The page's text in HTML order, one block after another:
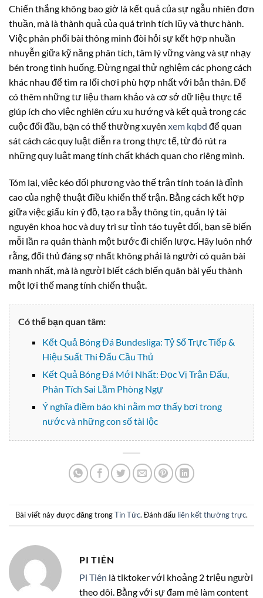
Chiến thắng không bao giờ là kết quả của sự ngẫu nhiên đơn
thuần, mà là thành quả của quá trình tích lũy và thực hành.
Việc phân phối bài thông minh đòi hỏi sự kết hợp nhuần
nhuyễn giữa kỹ năng phân tích, tâm lý vững vàng và sự nhạy
bén trong tình huống. Đừng ngại thử nghiệm các phong cách
khác nhau để tìm ra lối chơi phù hợp nhất với bản thân. Để
có thêm những tư liệu tham khảo và cơ sở dữ liệu thực tế
giúp ích cho việc nghiên cứu xu hướng và kết quả trong các
cuộc đối đầu, bạn có thể thường xuyên xem kqbd để quan
sát cách các quy luật diễn ra trong thực tế, từ đó rút ra
những quy luật mang tính chất khách quan cho riêng mình.
Tóm lại, việc kéo đối phương vào thế trận tính toán là đỉnh
cao của nghệ thuật điều khiển thế trận. Bằng cách kết hợp
giữa việc giấu kín ý đồ, tạo ra bẫy thông tin, quản lý tài
nguyên khoa học và duy trì sự tỉnh táo tuyệt đối, bạn sẽ biến
mỗi lần ra quân thành một bước đi chiến lược. Hãy luôn nhớ
rằng, đối thủ đáng sợ nhất không phải là người có quân bài
mạnh nhất, mà là người biết cách biến quân bài yếu thành
một lợi thế mang tính chiến thuật.
Có thể bạn quan tâm:
Kết Quả Bóng Đá Bundesliga: Tỷ Số Trực Tiếp &
Hiệu Suất Thi Đấu Cầu Thủ
Kết Quả Bóng Đá Mới Nhất: Đọc Vị Trận Đấu,
Phân Tích Sai Lầm Phòng Ngự
Ý nghĩa điềm báo khi nằm mơ thấy bơi trong
nước và những con số tài lộc
Bài viết này được đăng trongTin Tức. Đánh dấu liên kết thường trực.
PI TIÊN
Pi Tiên là tiktoker với khoảng 2 triệu người
theo dõi. Bằng với sự đam mê làm content